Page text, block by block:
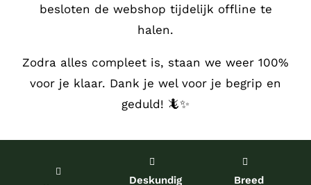
besloten de webshop tijdelijk offline te
halen.
Zodra alles compleet is, staan we weer 100%
voor je klaar. Dank je wel voor je begrip en
geduld! 🦎✨
Deskundig
Breed